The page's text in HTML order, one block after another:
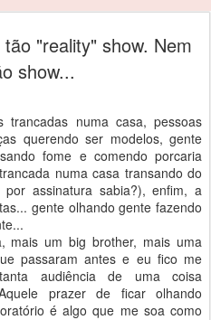
"reality" show. Nem
show...
numa casa, pessoas
querendo ser modelos, gente
fome e comendo porcaria
numa casa transando do
assinatura sabia?), enfim, a
gente olhando gente fazendo
mais um big brother, mais uma
passaram antes e eu fico me
audiência de uma coisa
prazer de ficar olhando
é algo que me soa como